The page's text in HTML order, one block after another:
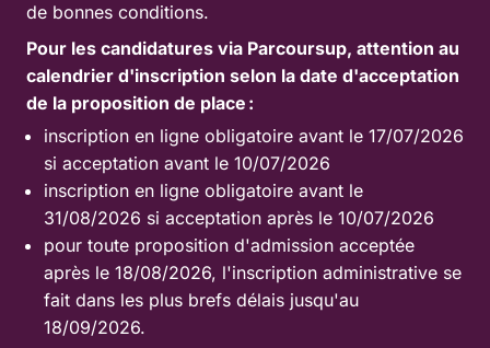
de bonnes conditions.
Pour les candidatures via Parcoursup, attention au
calendrier d'inscription selon la date d'acceptation
de la proposition de place :
inscription en ligne obligatoire avant le 17/07/2026
si acceptation avant le 10/07/2026
inscription en ligne obligatoire avant le
31/08/2026 si acceptation après le 10/07/2026
pour toute proposition d'admission acceptée
après le 18/08/2026, l'inscription administrative se
fait dans les plus brefs délais jusqu'au
18/09/2026.